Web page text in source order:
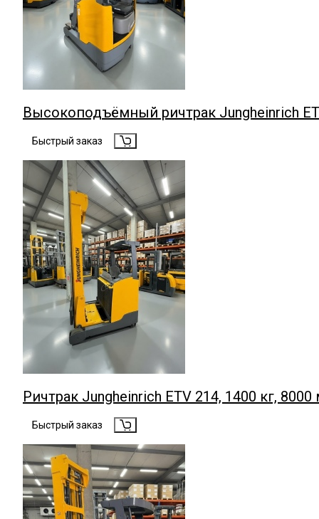
Высокоподъёмный ричтрак Jungheinrich
Быстрый заказ
Ричтрак Jungheinrich ЕTV 214, 1400 кг,
Быстрый заказ